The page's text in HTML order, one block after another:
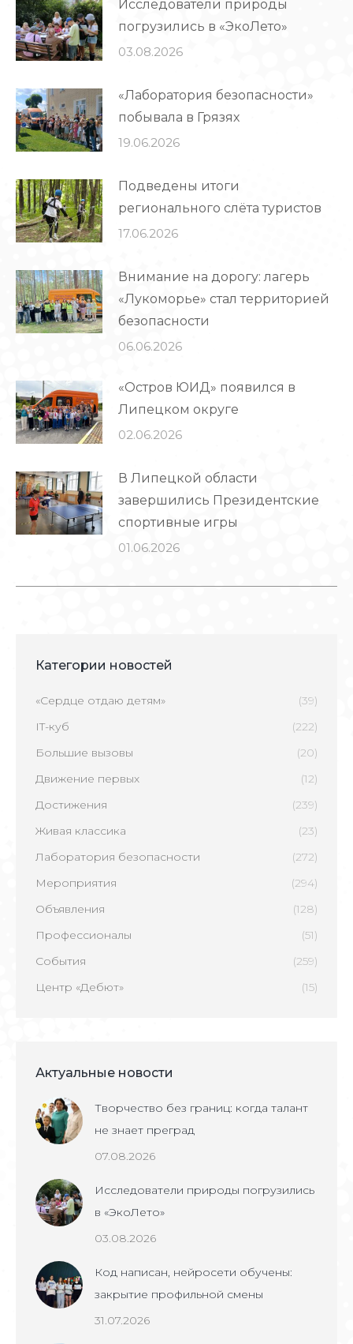
Исследователи природы
погрузились в «ЭкоЛето»
03.08.2026
«Лаборатория безопасности»
побывала в Грязях
19.06.2026
Подведены итоги
регионального слёта туристов
17.06.2026
Внимание на дорогу: лагерь
«Лукоморье» стал территорией
безопасности
06.06.2026
«Остров ЮИД» появился в
Липецком округе
02.06.2026
В Липецкой области
завершились Президентские
спортивные игры
01.06.2026
Категории новостей
«Сердце отдаю детям»
(39)
IT-куб
(222)
Большие вызовы
(20)
Движение первых
(12)
Достижения
(239)
Живая классика
(23)
Лаборатория безопасности
(272)
Мероприятия
(294)
Объявления
(128)
Профессионалы
(51)
События
(259)
Центр «Дебют»
(15)
Актуальные новости
Творчество без границ: когда талант
не знает преград
07.08.2026
Исследователи природы погрузились
в «ЭкоЛето»
03.08.2026
Код написан, нейросети обучены:
закрытие профильной смены
31.07.2026